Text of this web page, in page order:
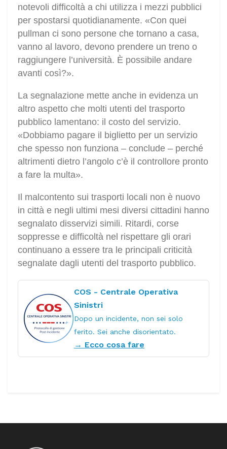
notevoli difficoltà a chi utilizza i mezzi pubblici
per spostarsi quotidianamente. «Con quei
pullman ci sono persone che tornano a casa,
vanno al lavoro, devono prendere un treno o
raggiungere l’università. È possibile andare
avanti così?».
La segnalazione mette anche in evidenza un
altro aspetto che molti utenti del trasporto
pubblico lamentano: il costo del servizio.
«Dobbiamo pagare il biglietto per un servizio
che spesso non funziona – conclude – perché
altrimenti dietro l’angolo c’è il controllore pronto
a fare la multa».
Il malcontento sui trasporti locali non è nuovo
in città e negli ultimi mesi diversi cittadini hanno
segnalato disservizi simili. Ritardi, corse
soppresse e difficoltà nel rispettare gli orari
continuano a essere tra le principali criticità
segnalate dagli utenti del trasporto pubblico.
COS - Centrale Operativa
Sinistri
Dopo un incidente, non sei solo
ferito. Sei anche disorientato.
→ Ecco cosa fare